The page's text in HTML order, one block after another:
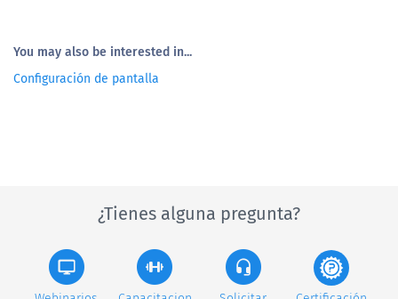
You may also be interested in...
Configuración de pantalla
¿Tienes alguna pregunta?